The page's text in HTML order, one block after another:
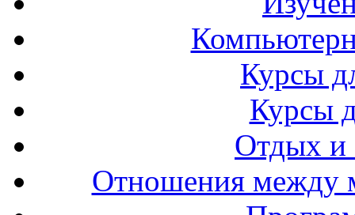
Курсы
Курсы
Отдых и
Отношения между